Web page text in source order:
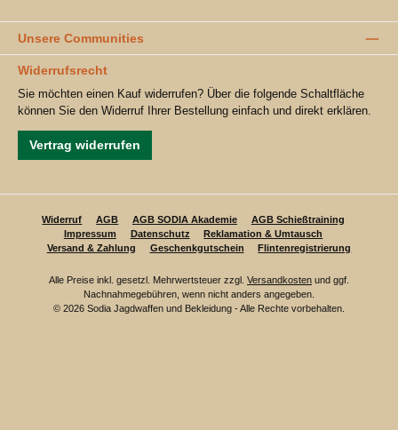
Unsere Communities
Widerrufsrecht
Sie möchten einen Kauf widerrufen? Über die folgende Schaltfläche
können Sie den Widerruf Ihrer Bestellung einfach und direkt erklären.
Vertrag widerrufen
Widerruf AGB AGB SODIA Akademie
AGB Schießtraining
Impressum
Datenschutz
Reklamation & Umtausch
Versand & Zahlung
Geschenkgutschein Flintenregistrierung
Alle Preise inkl. gesetzl. Mehrwertsteuer zzgl. Versandkosten und ggf.
Nachnahmegebühren, wenn nicht anders angegeben.
© 2026 Sodia Jagdwaffen und Bekleidung - Alle Rechte vorbehalten.